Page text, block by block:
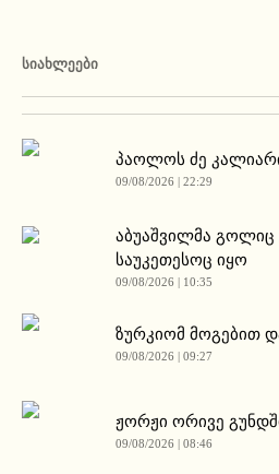
ᲡᲘᲐᲮᲚᲔᲔᲑᲘ
პაოლოს ძე
09/08/2026 | 22:29
აბუაშვილმა გოლიც
საუკეთესოც იყო
09/08/2026 | 10:35
ზურკიომ მოგებით
09/08/2026 | 09:27
ჟორჟი ორივე
09/08/2026 | 08:46